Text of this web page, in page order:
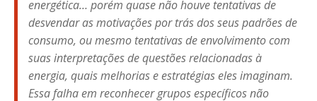
energética… porém quase não houve tentativas de
desvendar as motivações por trás dos seus padrões de
consumo, ou mesmo tentativas de envolvimento com
suas interpretações de questões relacionadas à
energia, quais melhorias e estratégias eles imaginam.
Essa falha em reconhecer grupos específicos não